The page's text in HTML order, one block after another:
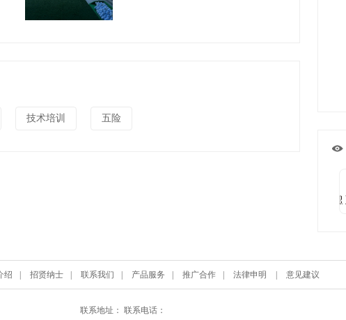
技术培训 五险
绍 招贤纳士 联系我们 产品服务 推广合作 法律申明 意见建议
联系地址： 联系电话：